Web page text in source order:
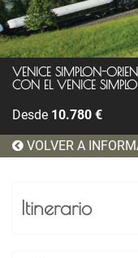
VENICE SIMPLON-
CON EL VENICE
Desde 10.780 €
VOLVER A
Itinerario